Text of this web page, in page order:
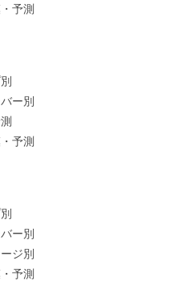
予測
ー別
予測
ー別
ジ別
予測